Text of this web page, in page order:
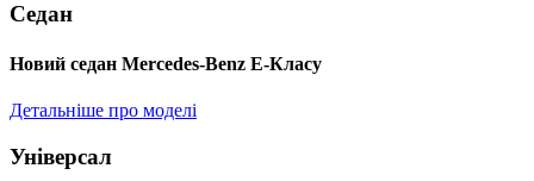
Седан
Новий седан Mercedes-Benz Е-Класу
Детальніше про моделі
Універсал